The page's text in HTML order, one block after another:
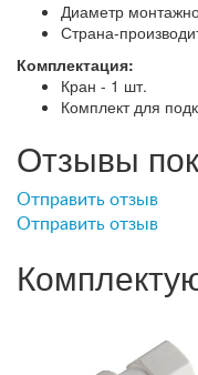
Диаметр
Страна-
Комплектация:
Кран - 1 шт.
Комплект для
Отзывы
Отправить отзыв
Отправить отзыв